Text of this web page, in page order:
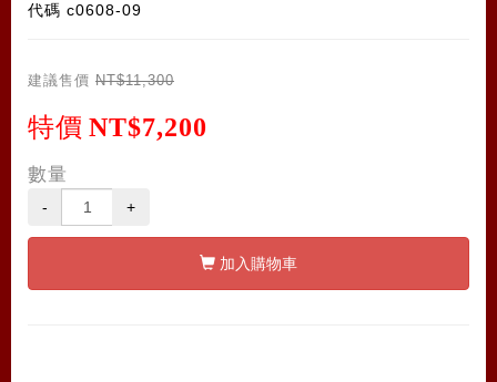
代碼 c0608-09
建議售價 NT$11,300
特價 NT$7,200
數量
- +
加入購物車